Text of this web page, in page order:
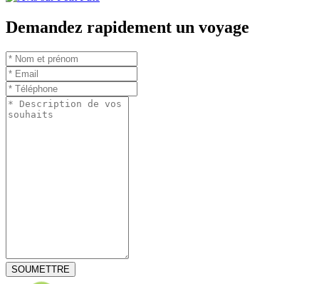
Demandez rapidement un voyage